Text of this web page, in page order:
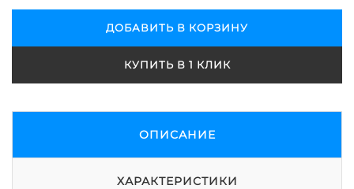
ДОБАВИТЬ В КОРЗИНУ
КУПИТЬ В 1 КЛИК
ОПИСАНИЕ
ХАРАКТЕРИСТИКИ